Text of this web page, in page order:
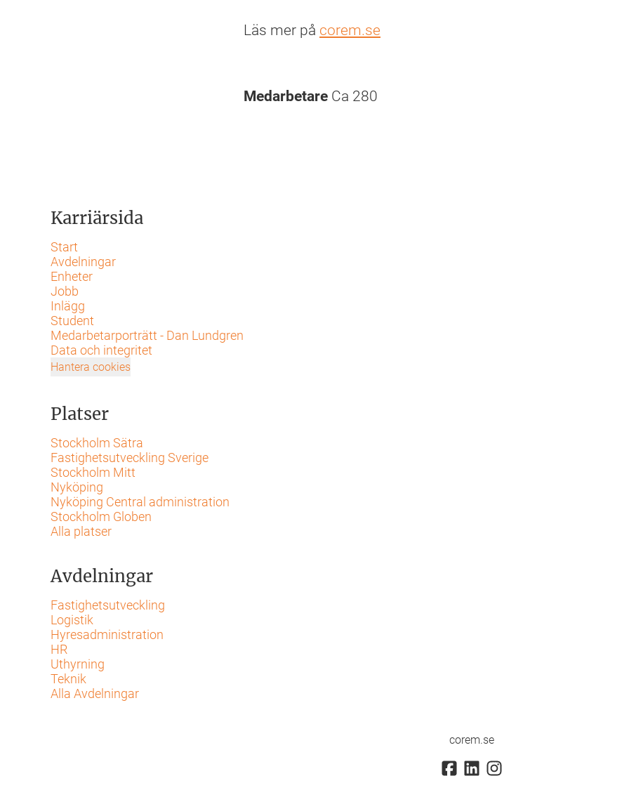
Läs mer på corem.se
Medarbetare Ca 280
Karriärsida
Start
Avdelningar
Enheter
Jobb
Inlägg
Student
Medarbetarporträtt - Dan Lundgren
Data och integritet
Hantera cookies
Platser
Stockholm Sätra
Fastighetsutveckling Sverige
Stockholm Mitt
Nyköping
Nyköping Central administration
Stockholm Globen
Alla platser
Avdelningar
Fastighetsutveckling
Logistik
Hyresadministration
HR
Uthyrning
Teknik
Alla Avdelningar
corem.se